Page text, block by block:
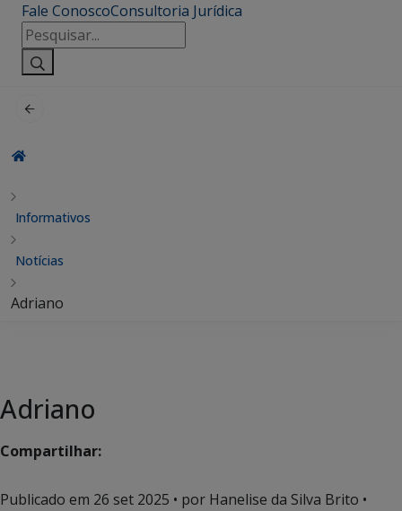
Fale ConoscoConsultoria Jurídica
Pesquisar
por:
Informativos
Notícias
Adriano
Adriano
Compartilhar:
Publicado em 26 set 2025 • por Hanelise da Silva Brito •